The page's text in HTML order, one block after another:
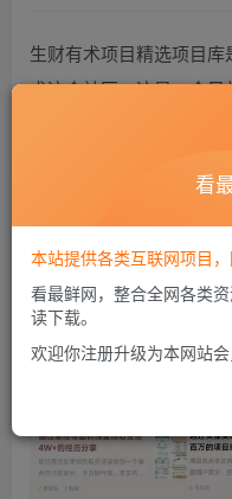
生财有术项目精选项目
术这个社区，这是一个
区，目前拥有两万多名
66个项目的内容就是来
目不乏上百万的变现成绩
高了，所以这个小册是
以快速验证，同样对于生
看
本站提供各类互联网项目
看最鲜网，整合全网各类
读下载。
欢迎你注册升级为本网站会